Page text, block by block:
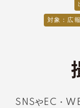
対象：広
SNSやEC・